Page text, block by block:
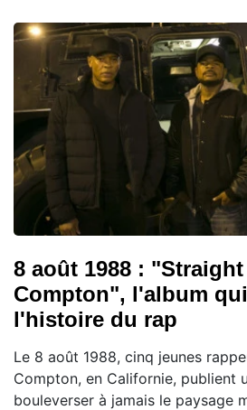
8 août 1988 :
Compton", l'album
l'histoire du rap
Le 8 août 1988, cinq jeunes
Compton, en Californie, publient
bouleverser à jamais le paysage